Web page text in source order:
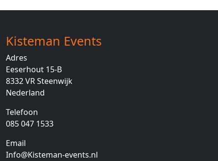
Kisteman Events
Adres
Eeserhout 15-B
8332 VRSteenwijk
Nederland
Telefoon
085 047 1533
Email
Info@Kisteman-events.nl